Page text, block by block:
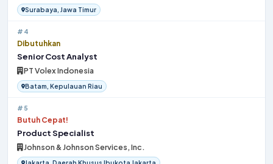
Surabaya, Jawa Timur
#4
Dibutuhkan
Senior Cost Analyst
PT Volex Indonesia
Batam, Kepulauan Riau
#5
Butuh Cepat!
Product Specialist
Johnson & Johnson Services, Inc.